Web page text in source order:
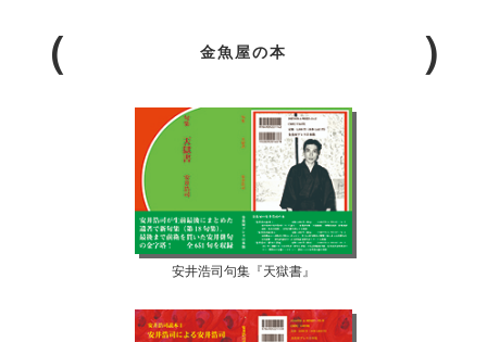
金魚屋の本
安井浩司句集『天獄書』